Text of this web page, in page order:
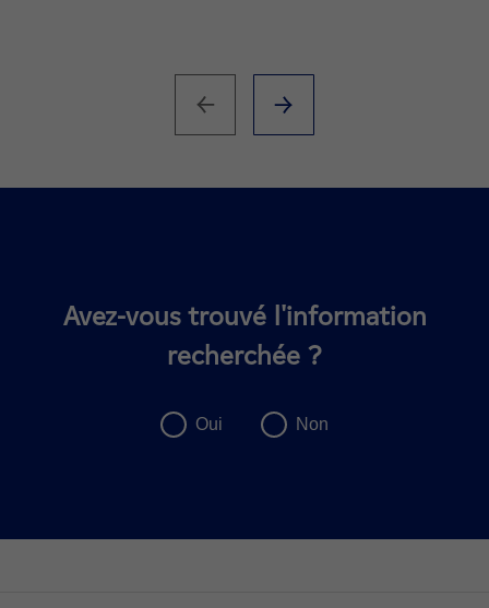
Avez-vous trouvé l'information
recherchée ?